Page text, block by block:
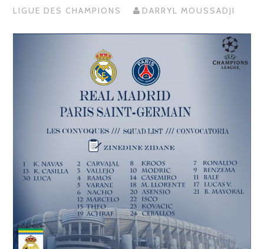
LIGUE DES CHAMPIONS DARRYL MOUSSADJI